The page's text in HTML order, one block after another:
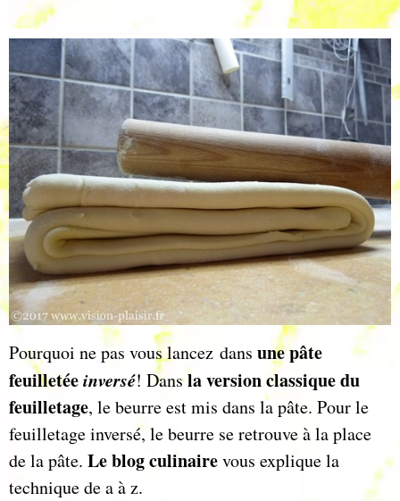
Pourquoi ne pas vous lancez dans une pâte
feuilletéeinversé! Dansla version classique du
feuilletage, le beurre est mis dans la pâte. Pour le
feuilletage inversé, le beurre se retrouve à la place
de la pâte. Le blog culinairevous explique la
technique de a à z.